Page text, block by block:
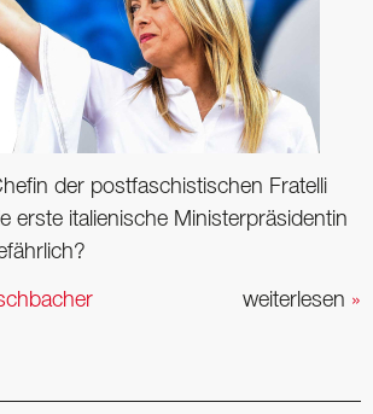
der ­postfaschistischen Fratelli
erste italienische ­Ministerpräsidentin
weiterlesen »